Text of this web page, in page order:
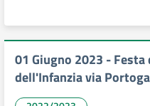
01 Giugno 2023 -
dell'Infanzia via